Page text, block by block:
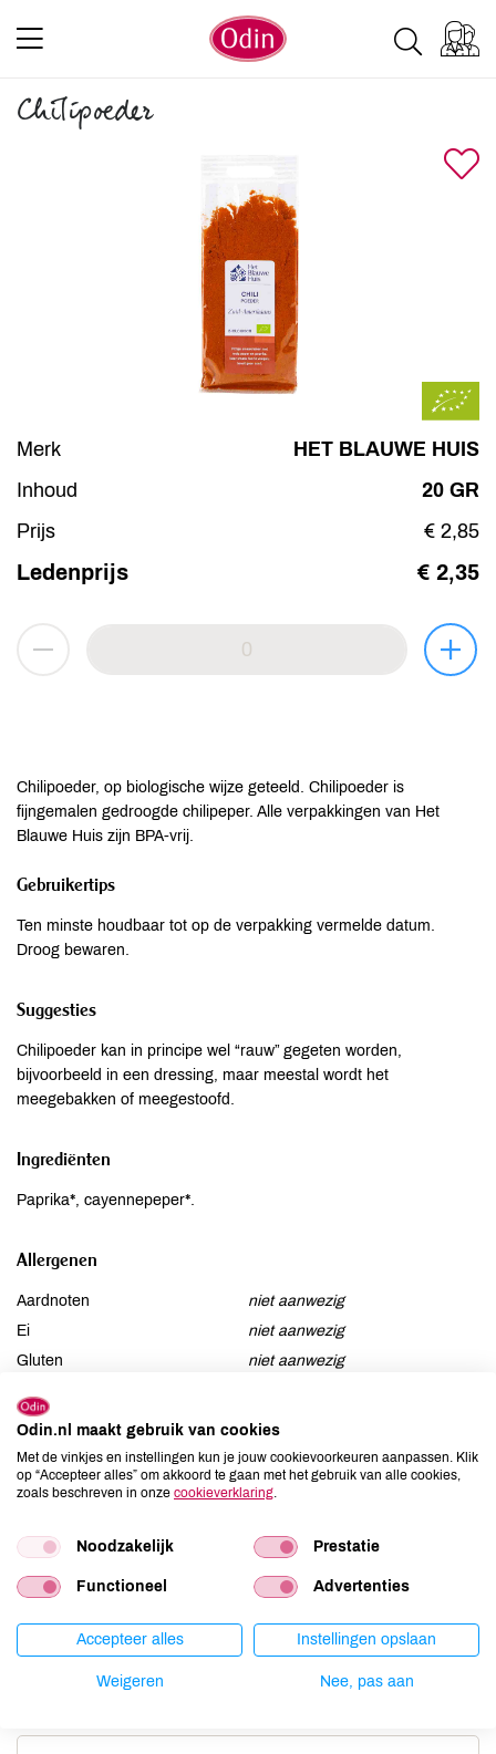
Chilipoeder
Merk
HET BLAUWE HUIS
Inhoud
20 GR
Prijs
€ 2,85
Ledenprijs € 2,35
Chilipoeder, op biologische wijze geteeld. Chilipoeder is
fijngemalen gedroogde chilipeper. Alle verpakkingen van Het
Blauwe Huis zijn BPA-vrij.
Gebruikertips
Ten minste houdbaar tot op de verpakking vermelde datum.
Droog bewaren.
Suggesties
Chilipoeder kan in principe wel “rauw” gegeten worden,
bijvoorbeeld in een dressing, maar meestal wordt het
meegebakken of meegestoofd.
Ingrediënten
Paprika*, cayennepeper*.
Allergenen
Aardnoten
niet aanwezig
Ei
niet aanwezig
Gluten
niet aanwezig
Lupine
niet aanwezig
Mosterd
niet aanwezig
Noten
niet aanwezig
Selderij
niet aanwezig
Soja
niet aanwezig
Vis
niet aanwezig
Weekdieren
niet aanwezig
Zwaveldioxide / sulfieten
niet aanwezig
Odin.nl maakt gebruik van cookies
Met de vinkjes en instellingen kun je jouw cookievoorkeuren aanpassen. Klik
op “Accepteer alles” om akkoord te gaan met het gebruik van alle cookies,
zoals beschreven in onze cookieverklaring
Noodzakelijk Prestatie
Functioneel Advertenties
Accepteer alles Instellingen opslaan
Weigeren Nee, pas aan